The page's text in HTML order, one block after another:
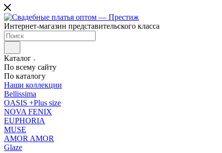
Интернет-магазин представительского класса
Каталог
По всему сайту
По каталогу
Наши коллекции
Bellissima
OASIS +Plus size
NOVA FENIX
EUPHORIA
MUSE
AMOR AMOR
Glaze